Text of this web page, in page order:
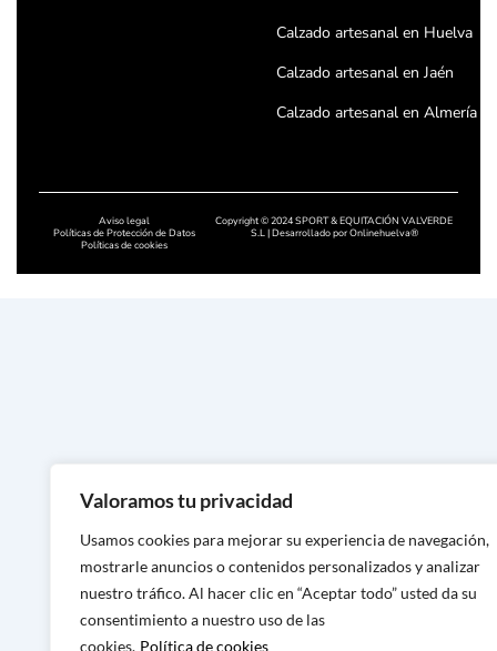
Valoramos tu privacidad
Usamos cookies para mejorar su experiencia de navegación,
mostrarle anuncios o contenidos personalizados y analizar
nuestro tráfico. Al hacer clic en “Aceptar todo” usted da su
consentimiento a nuestro uso de las
cookies. Política de cookies
Calzado artesanal en Huelva
Calzado artesanal en Jaén
Calzado artesanal en Almería
Calzado artesanal en Badajoz
Calzado artesanal en Cáceres
Calzado artesanal en
Calzado artesanal en
Calzado artesanal en A Coruña
Calzado artesanal en Murcia
Calzado artesanal en Alicante
Aviso legal
Políticas de Protección de Datos
Políticas de cookies
Copyright © 2024 SPORT & EQUITACIÓN VALVERDE
S.L | Desarrollado porOnlinehuelva®